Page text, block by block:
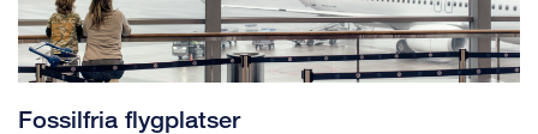
Fossilfria flygplatser